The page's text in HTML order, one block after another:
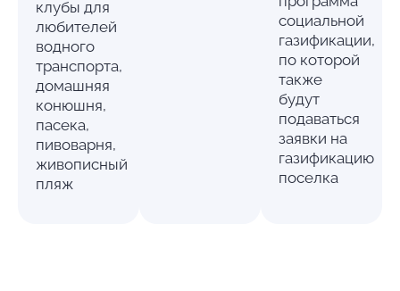
клубы для
любителей
водного
транспорта,
домашняя
конюшня,
пасека,
пивоварня,
живописный
пляж
социальной
газификации,
по которой
также
будут
подаваться
заявки на
газификацию
поселка